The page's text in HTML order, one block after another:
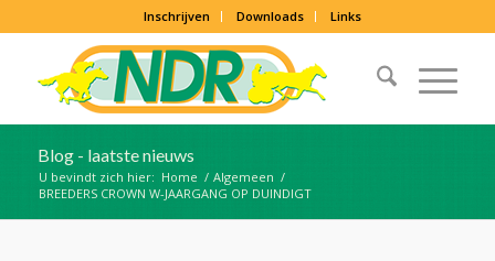
Inschrijven Downloads Links
Blog - laatste nieuws
U bevindt zich hier: Home / Algemeen /
BREEDERS CROWN W-JAARGANG OP DUINDIGT